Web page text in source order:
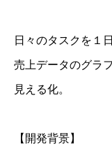
日々のタスクを１
売上データのグラ
見える化。
【開発背景】